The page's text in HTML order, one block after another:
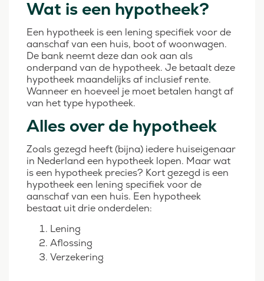
Wat is een hypotheek?
Een hypotheek is een lening specifiek voor de
aanschaf van een huis, boot of woonwagen.
De bank neemt deze dan ook aan als
onderpand van de hypotheek. Je betaalt deze
hypotheek maandelijks af inclusief rente.
Wanneer en hoeveel je moet betalen hangt af
van het type hypotheek.
Alles over de hypotheek
Zoals gezegd heeft (bijna) iedere huiseigenaar
in Nederland een hypotheek lopen. Maar wat
is een hypotheek precies? Kort gezegd is een
hypotheek een lening specifiek voor de
aanschaf van een huis. Een hypotheek
bestaat uit drie onderdelen:
Lening
Aflossing
Verzekering